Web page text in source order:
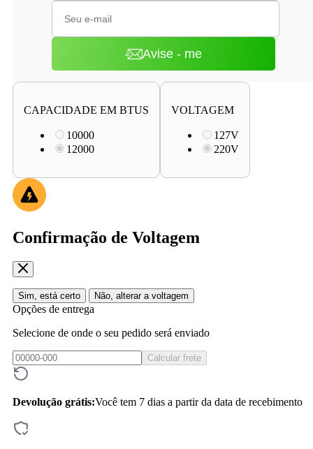
Avise - me
CAPACIDADE EM BTUS
10000
12000
VOLTAGEM
127V
220V
Confirmação de Voltagem
Sim, está certo Não, alterar a voltagem
Opções de entrega
Selecione de onde o seu pedido será enviado
Calcular frete
Devolução grátis:Você tem 7 dias a partir da data de recebimento